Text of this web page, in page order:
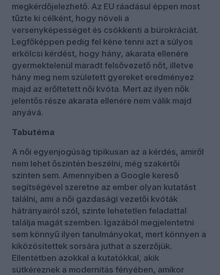
megkérdőjelezhető. Az EU ráadásul éppen most
tűzte ki célként, hogy növeli a
versenyképességet és csökkenti a bürokráciát.
Legfőképpen pedig fel kéne tenni azt a súlyos
erkölcsi kérdést, hogy hány, akarata ellenére
gyermektelenül maradt felsővezető nőt, illetve
hány meg nem született gyereket eredményez
majd az erőltetett női kvóta. Mert az ilyen nők
jelentős része akarata ellenére nem válik majd
anyává.
Tabutéma
A női egyenjogúság tipikusan az a kérdés, amiről
nem lehet őszintén beszélni, még szakértői
szinten sem. Amennyiben a Google kereső
segítségével szeretne az ember olyan kutatást
találni, ami a női gazdasági vezetői kvóták
hátrányairól szól, szinte lehetetlen feladattal
találja magát szemben. Igazából megjelentetni
sem könnyű ilyen tanulmányokat, mert könnyen a
kiközösítettek sorsára juthat a szerzőjük.
Ellentétben azokkal a kutatókkal, akik
sütkéreznek a modernitás fényében, amikor